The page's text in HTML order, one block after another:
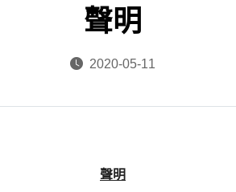
聲明
2020-05-11
聲明